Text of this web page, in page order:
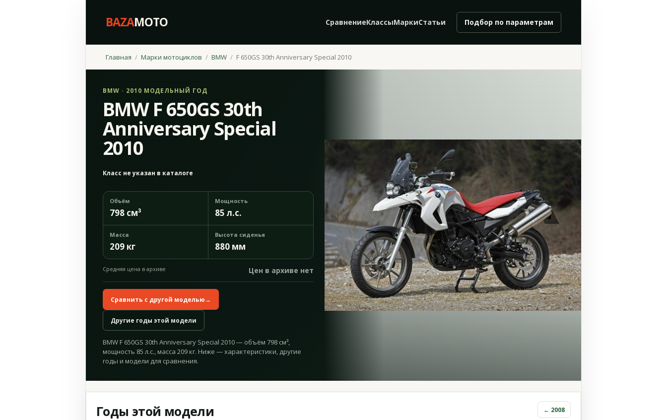
BAZAMOTO СравнениеКлассыМаркиСтатьи Подбор по параметрам
Главная Марки мотоциклов BMW F 650GS 30th Anniversary Special 2010
BMW · 2010 МОДЕЛЬНЫЙ ГОД
BMW F 650GS 30th
Anniversary Special
2010
Класс не указан в каталоге
Объём
798 см³
Мощность
85 л.с.
Масса
209 кг
Высота сиденья
880 мм
Средняя цена в архиве Цен в архиве нет
Сравнить с другой моделью→
Другие годы этой модели
BMW F 650GS 30th Anniversary Special 2010 — объём 798 см³,
мощность 85 л.с., масса 209 кг. Ниже — характеристики, другие
годы и модели для сравнения.
Годы этой модели ← 2008